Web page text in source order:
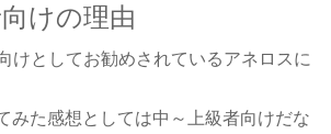
けの理由
けとしてお勧めされているアネロスに
みた感想としては中～上級者向けだな